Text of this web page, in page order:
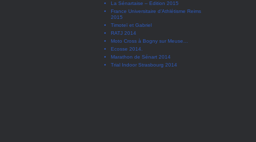
La Sénartaise – Edition 2015
France Universitaire d’Athlétisme Reims
2015
Timoteï et Gabriel
RATJ 2014
Moto Cross à Bogny sur Meuse…
Ecosse 2014.
Marathon de Sénart 2014
Trial Indoor Strasbourg 2014